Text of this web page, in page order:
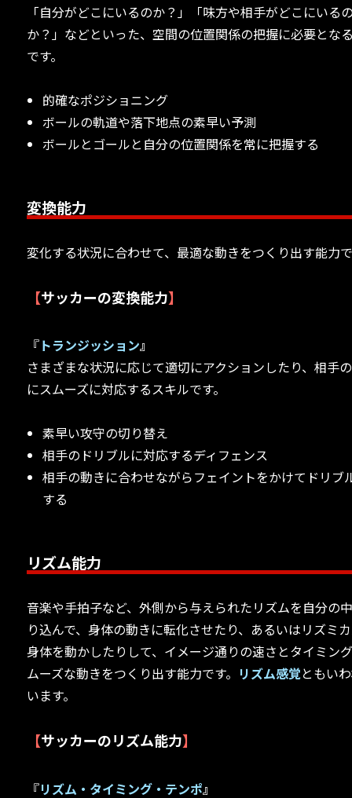
「自分がどこにいるのか？」「味方や相手がどこにいる
か？」などといった、空間の位置関係の把握に必要とな
です。
的確なポジショニング
ボールの軌道や落下地点の素早い予測
ボールとゴールと自分の位置関係を常に把握する
変換能力
変化する状況に合わせて、最適な動きをつくり出す能力
【サッカーの変換能力】
『トランジッション』
さまざまな状況に応じて適切にアクションしたり、相手
にスムーズに対応するスキルです。
素早い攻守の切り替え
相手のドリブルに対応するディフェンス
相手の動きに合わせながらフェイントをかけてドリブ
する
リズム能力
音楽や手拍子など、外側から与えられたリズムを自分の
り込んで、身体の動きに転化させたり、あるいはリズミ
身体を動かしたりして、イメージ通りの速さとタイミン
ムーズな動きをつくり出す能力です。 リズム感覚ともい
います。
【サッカーのリズム能力】
『リズム・タイミング・テンポ』